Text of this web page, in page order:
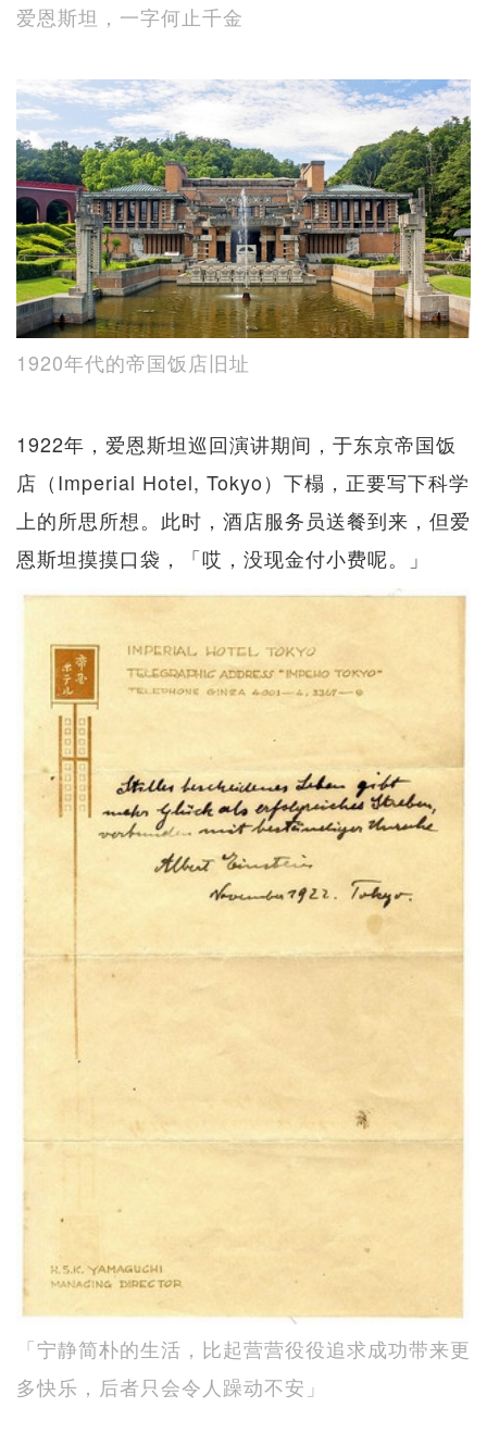
爱恩斯坦，一字何止千金
1920年代的帝国饭店旧址
1922年，爱恩斯坦巡回演讲期间，于东京帝国饭
店（Imperial Hotel, Tokyo）下榻，正要写下科学
上的所思所想。此时，酒店服务员送餐到来，但爱
恩斯坦摸摸口袋，「哎，没现金付小费呢。」
「宁静简朴的生活，比起营营役役追求成功带来更
多快乐，后者只会令人躁动不安」